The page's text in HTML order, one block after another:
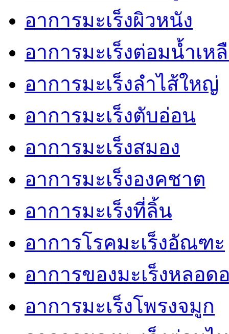
อาการมะเร็งผิวหนัง
อาการมะเร็งต่อมน้ำเห
อาการมะเร็งลำไส้ใหญ่
อาการมะเร็งตับอ่อน
อาการมะเร็งสมอง
อาการมะเร็งองคชาต
อาการมะเร็งที่ลิ้น
อาการโรคมะเร็งอัณฑะ
อาการของมะเร็งหลอด
อาการมะเร็งโพรงจมูก